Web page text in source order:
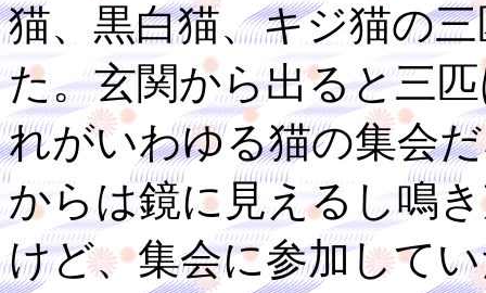
猫、黒白猫、キジ猫の
た。玄関から出ると三
れがいわゆる猫の集会
からは鏡に見えるし鳴
けど、集会に参加して